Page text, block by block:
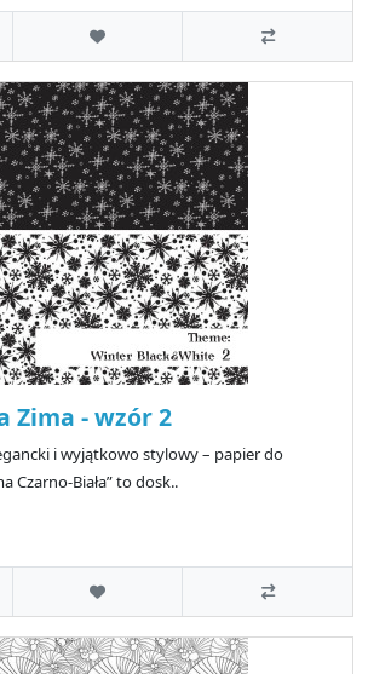
Zima - wzór 2
i wyjątkowo stylowy – papier do
Czarno-Biała” to dosk..